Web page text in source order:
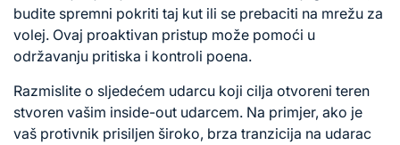
budite spremni pokriti taj kut ili se prebaciti na mrežu za
volej. Ovaj proaktivan pristup može pomoći u
održavanju pritiska i kontroli poena.
Razmislite o sljedećem udarcu koji cilja otvoreni teren
stvoren vašim inside-out udarcem. Na primjer, ako je
vaš protivnik prisiljen široko, brza tranzicija na udarac